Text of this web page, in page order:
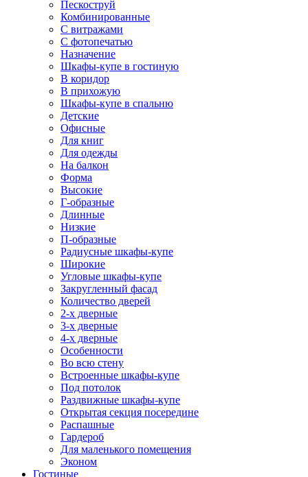
Пескоструй
Комбинированные
С витражами
С фотопечатью
Назначение
Шкафы-купе в гостиную
В коридор
В прихожую
Шкафы-купе в спальню
Детские
Офисные
Для книг
Для одежды
На балкон
Форма
Высокие
Г-образные
Длинные
Низкие
П-образные
Радиусные шкафы-купе
Широкие
Угловые шкафы-купе
Закругленный фасад
Количество дверей
2-х дверные
3-х дверные
4-х дверные
Особенности
Во всю стену
Встроенные шкафы-купе
Под потолок
Раздвижные шкафы-купе
Открытая секция посередине
Распашные
Гардероб
Для маленького помещения
Эконом
Гостиные